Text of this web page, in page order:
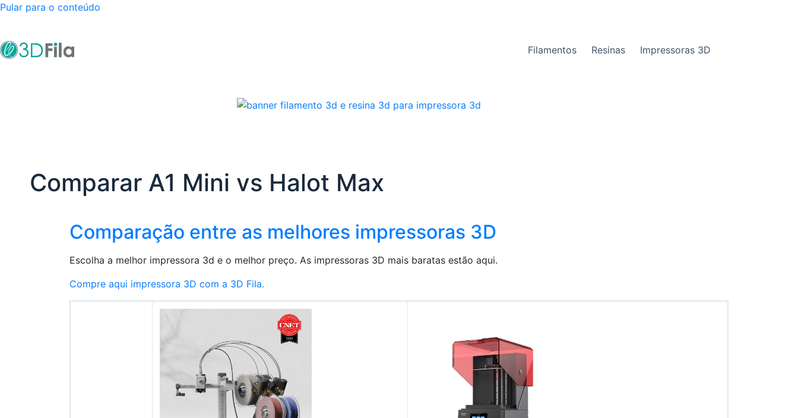
Pular para o conteúdo
Filamentos Resinas Impressoras 3D
Comparar A1 Mini vs Halot Max
Comparação entre as melhores impressoras 3D
Escolha a melhor impressora 3d e o melhor preço. As impressoras 3D mais baratas estão aqui.
Compre aqui impressora 3D com a 3D Fila.